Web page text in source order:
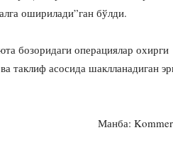
оширилади”ган бўлди.
бозоридаги операциялар охирги
таклиф асосида шаклланадиган
Манба: